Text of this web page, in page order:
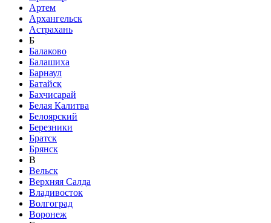
Артем
Архангельск
Астрахань
Б
Балаково
Балашиха
Барнаул
Батайск
Бахчисарай
Белая Калитва
Белоярский
Березники
Братск
Брянск
В
Вельск
Верхняя Салда
Владивосток
Волгоград
Воронеж